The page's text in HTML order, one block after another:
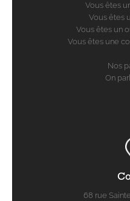
Vous êtes
Vous êtes
Vous êtes un
Vous êtes une
Nos
On
68 rue